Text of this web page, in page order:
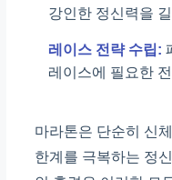
강인한 정신력을
레이스 전략 수립:
레이스에 필요한
마라톤은 단순히 신
한계를 극복하는 정